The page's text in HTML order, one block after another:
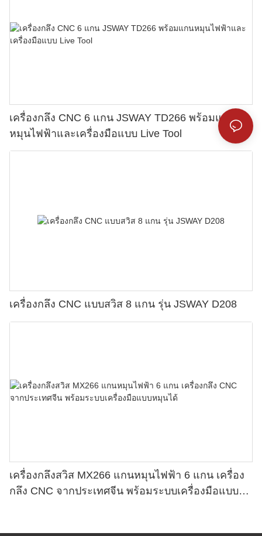
เครื่องกลึง CNC 6 แกน JSWAY TD266 พร้อมแกน
หมุนไฟฟ้าและเครื่องมือแบบ Live Tool
เครื่องกลึง CNC แบบสวิส 8 แกน รุ่น JSWAY D208
เครื่องกลึงสวิส MX266 แกนหมุนไฟฟ้า 6 แกน เครื่อง
กลึง CNC จากประเทศจีน พร้อมระบบเครื่องมือแบบ